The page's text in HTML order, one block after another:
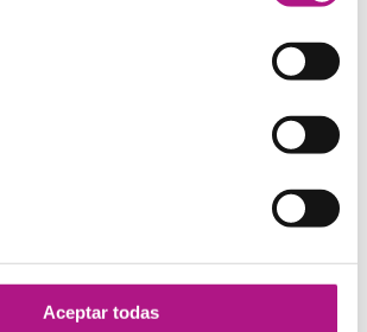
Aceptar todas
tomorrow?
if there is nobody here to open the
phone if it rings?
o lamentamos, por ejemplo: